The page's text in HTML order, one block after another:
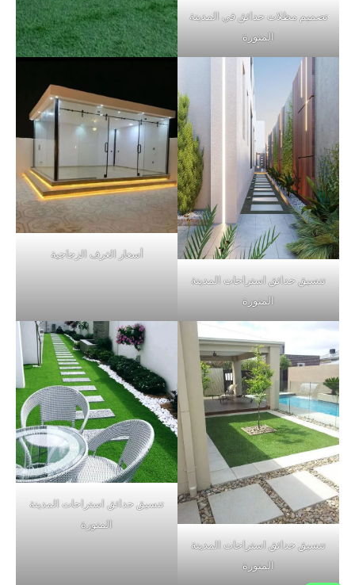
تصميم مظلات حدائق في المدينة
المنورة
تنسيق حدائق استراحات المدينة
المنورة
أسعار الغرف الزجاجية
تنسيق حدائق استراحات المدينة
المنورة
تنسيق حدائق استراحات المدينة
المنورة